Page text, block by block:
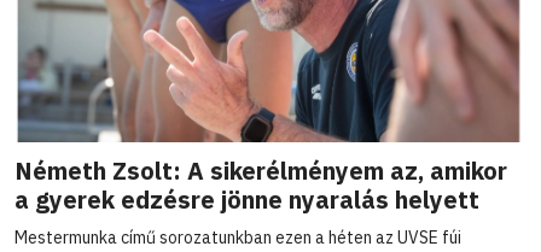
Németh Zsolt: A sikerélményem az, amikor
a gyerek edzésre jönne nyaralás helyett
Mestermunka című sorozatunkban ezen a héten az UVSE fúi